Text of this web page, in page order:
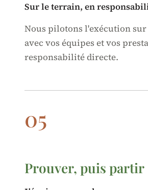
Sur le terrain, en
Nous pilotons l'exécution
avec vos équipes et vos
responsabilité directe.
05
Prouver, puis partir